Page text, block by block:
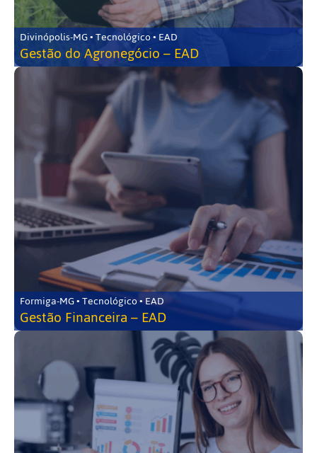
Divinópolis-MG • Tecnológico • EAD
Gestão do Agronegócio – EAD
Formiga-MG • Tecnológico • EAD
Gestão Financeira – EAD